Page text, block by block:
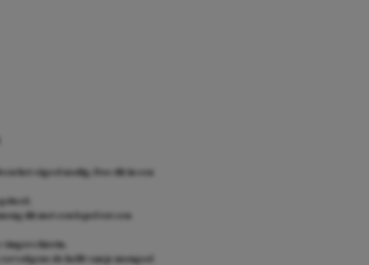
het eigeel nodig. Doe dit in een
dit met een lepel tot een
hierin.
de helft van je mengsel